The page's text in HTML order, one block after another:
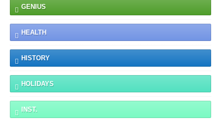
GENIUS
HEALTH
HISTORY
HOLIDAYS
INST.